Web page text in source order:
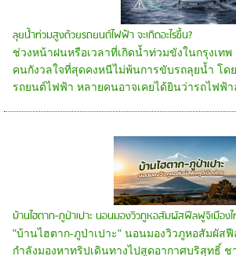
ลุยน้ำท่วมสูงด้วยรถยนต์ไฟฟ้า จะเกิดอะไรขึ้น?
ช่วงหน้าฝนหรือเวลาที่เกิดน้ำท่วมขังในกรุงเท
คนกังวลใจที่สุดคงหนีไม่พ้นการขับรถลุยน้ำ โด
รถยนต์ไฟฟ้า หลายคนอาจเคยได้ยินว่ารถไฟฟ้า
บ้านไฮตาก-ภูป่าเปาะ นอนมองวิวภูหอสัมผัสฟีลฟูจิเมือง
"บ้านไฮตาก-ภูป่าเปาะ" นอนมองวิวภูหอสัมผัส
กำลังมองหาทริปเดินทางไปสูดอากาศบริสุทธิ์ ช